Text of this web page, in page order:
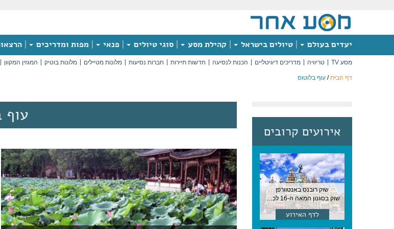
יעדים בעולם טיולים בישראל קהילת מסע סוגי טיולים פנאי מפות ומדריכים
מסע TV טריוויה מדריכים דיגיטליים הכנות לנסיעה חדשות תיירות חברות נסיעות מלונות מטיילים מלונות בוטיק המגזין המקוון
דף הבית/ עוף בלוטוס
אירועים קרובים
שוק רובנס באנטוורפן
שוק בסגנון המאה ה-16 לכבודו של הצייר המפורסם, בן העיר, נערך ב-15 באוגוסט באנטוורפן
לדף האירוע
עוף